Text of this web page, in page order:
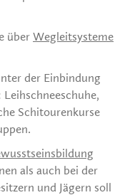
über Wegleitsysteme
der Einbindung
Schitourenkurse
als auch bei der
und Jägern soll